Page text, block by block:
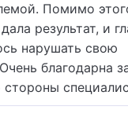
Помимо
результат, и
нарушать свою
благодарна